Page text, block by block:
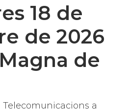
18 de
de 2026
de
a